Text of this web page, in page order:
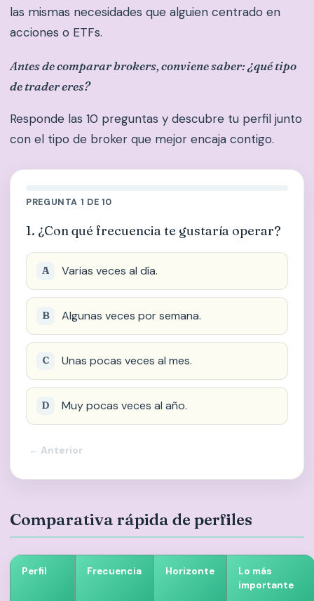
las mismas necesidades que alguien centrado en
acciones o ETFs.
Antes de comparar brokers, conviene saber: ¿qué tipo
de trader eres?
Responde las 10 preguntas y descubre tu perfil junto
con el tipo de broker que mejor encaja contigo.
PREGUNTA 1 DE 10
1. ¿Con qué frecuencia te gustaría operar?
Varias veces al día.
Algunas veces por semana.
Unas pocas veces al mes.
Muy pocas veces al año.
← Anterior
Comparativa rápida de perfiles
Perfil Frecuencia Horizonte
Lo más
importante